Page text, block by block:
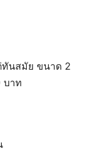
ทันสมัย ขนาด 2
บาท